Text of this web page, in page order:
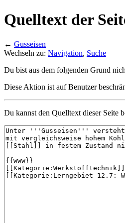
Quelltext der
← Gusseisen
Wechseln zu: Navigation, Suche
Du bist aus dem folgenden Grund
Diese Aktion ist auf Benutzer
Du kannst den Quelltext dieser Seite